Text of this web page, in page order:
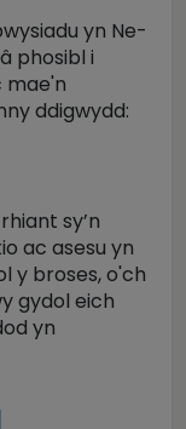
yn Ne-
phosibl i
mae'n
ddigwydd:
sy’n
ac asesu yn
y broses, o'ch
gydol eich
yn